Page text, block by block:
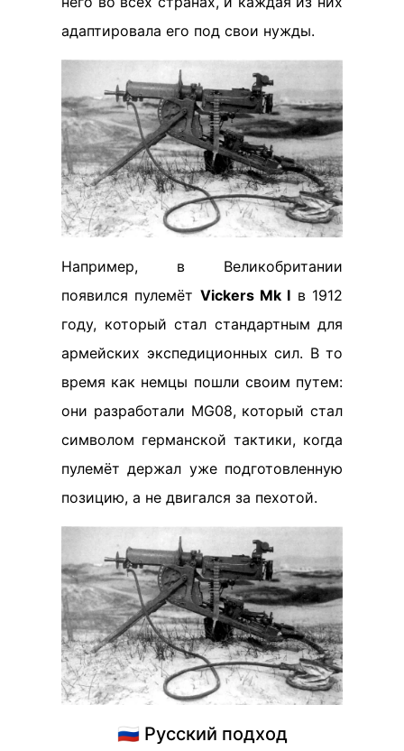
адаптировала его под свои нужды.
Например, в Великобритании
появился пулемёт Vickers Mk I в 1912
году, который стал стандартным для
армейских экспедиционных сил. В то
время как немцы пошли своим путем:
они разработали MG08, который стал
символом германской тактики, когда
пулемёт держал уже подготовленную
позицию, а не двигался за пехотой.
🇷🇺 Русский подход